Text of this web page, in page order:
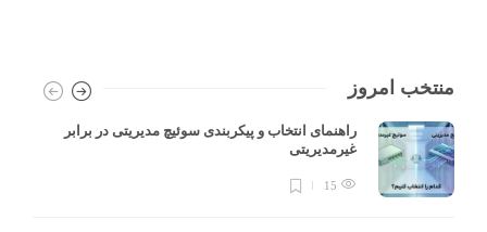
منتخب امروز
راهنمای انتخاب و پیکربندی سوئیچ مدیریتی در برابر
غیرمدیریتی
15